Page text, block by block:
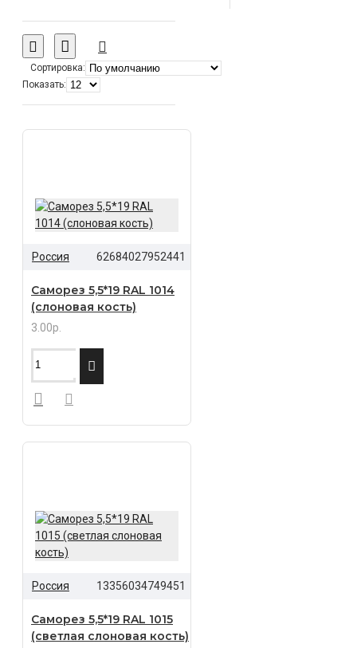
Сортировка:
Показать:
Россия 62684027952441
Саморез 5,5*19 RAL 1014
(слоновая кость)
3.00р.
Россия 13356034749451
Саморез 5,5*19 RAL 1015
(светлая слоновая кость)